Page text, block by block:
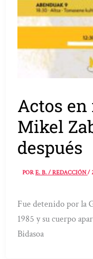
Actos
Mikel
después
PORE. B. / REDACCIÓN/
Fue detenido por la
1985 y su cuerpo
Bidasoa